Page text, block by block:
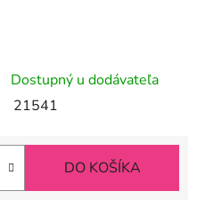
Dostupný u dodávateľa
21541
DO KOŠÍKA